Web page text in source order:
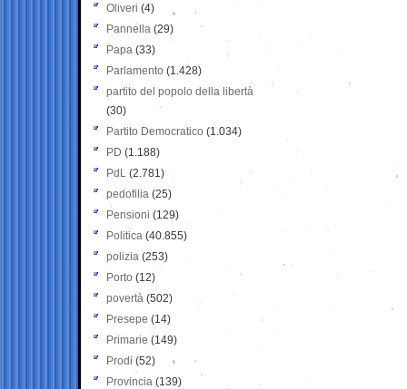
Oliveri (4)
Pannella (29)
Papa (33)
Parlamento (1.428)
partito del popolo della libertà
(30)
Partito Democratico (1.034)
PD (1.188)
PdL (2.781)
pedofilia (25)
Pensioni (129)
Politica (40.855)
polizia (253)
Porto (12)
povertà (502)
Presepe (14)
Primarie (149)
Prodi (52)
Provincia (139)